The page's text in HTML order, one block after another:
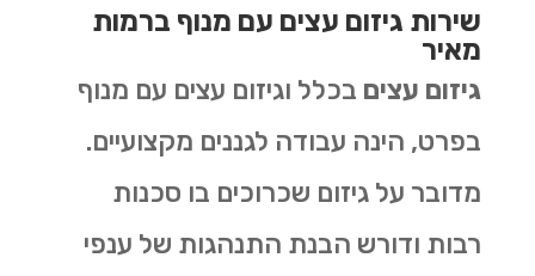
שירות גיזום עצים עם מנוף ברמות
מאיר
גיזום עצים בכלל וגיזום עצים עם מנוף
בפרט, הינה עבודה לגננים מקצועיים.
מדובר על גיזום שכרוכים בו סכנות
רבות ודורש הבנת התנהגות של ענפי